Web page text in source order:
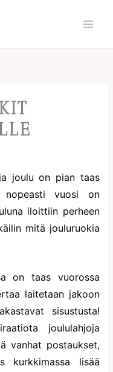
joulu on pian taas
nopeasti vuosi on
iloittiin perheen
mitä jouluruokia
on taas vuorossa
laitetaan jakoon
sisustusta!
joululahjoja
vanhat postaukset,
kurkkimassa lisää